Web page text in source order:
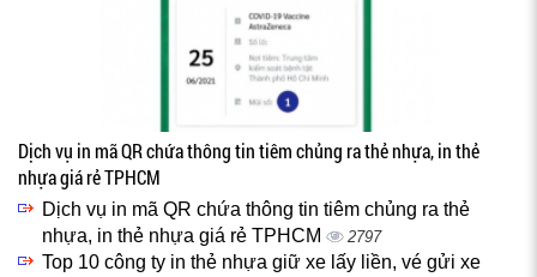
Dịch vụ in mã QR chứa thông tin tiêm chủng ra thẻ nhựa, in thẻ
nhựa giá rẻ TPHCM
Dịch vụ in mã QR chứa thông tin tiêm chủng ra thẻ
nhựa, in thẻ nhựa giá rẻ TPHCM
2797
Top 10 công ty in thẻ nhựa giữ xe lấy liền, vé gửi xe